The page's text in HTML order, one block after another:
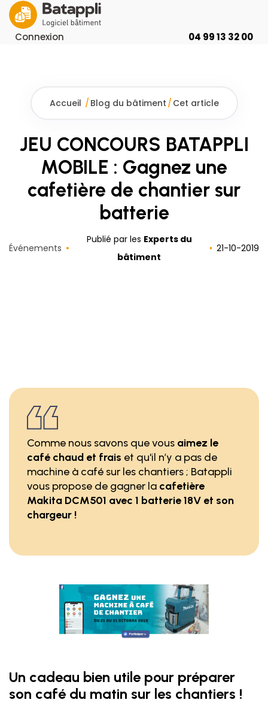
Connexion 04 99 13 32 00
Accueil / Blog du bâtiment / Cet article
JEU CONCOURS BATAPPLI
MOBILE : Gagnez une
cafetière de chantier sur
batterie
Événements
Publié par les Experts du
bâtiment
21-10-2019
Comme nous savons que vous aimez le
café chaud et frais et qu'il n’y a pas de
machine à café sur les chantiers ; Batappli
vous propose de gagner la cafetière
Makita DCM501 avec 1 batterie 18V et son
chargeur !
Un cadeau bien utile pour préparer
son café du matin sur les chantiers !